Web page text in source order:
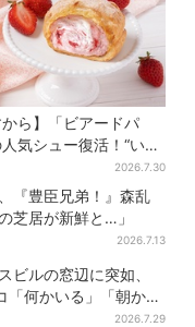
から】「ビアードパ
気シュー復活！“いち
ズケーキ”「待ってま
SNSで大歓喜
2026.7.30
『豊臣兄弟！』森乱
芝居が新鮮と…」
2026.7.13
ビルの窓辺に突如、
何かいる」「朝から
2026.7.29